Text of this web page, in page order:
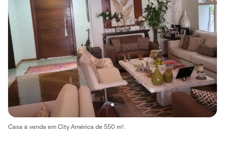
Casa à venda em City América de 550 m².